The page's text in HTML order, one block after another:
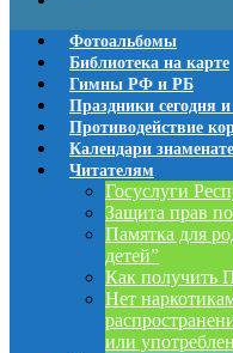
Фотоальбомы
Библиотека на карте
Гимны РФ и РБ
Праздники сегодня и
Противодействие
Календари
Читателям
Госуслуги
Защита прав
Памятка для
детей”
Как получить
Нет
или